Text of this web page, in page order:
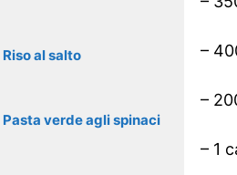
–
–
– 1
Riso al salto
Pasta verde agli spinaci